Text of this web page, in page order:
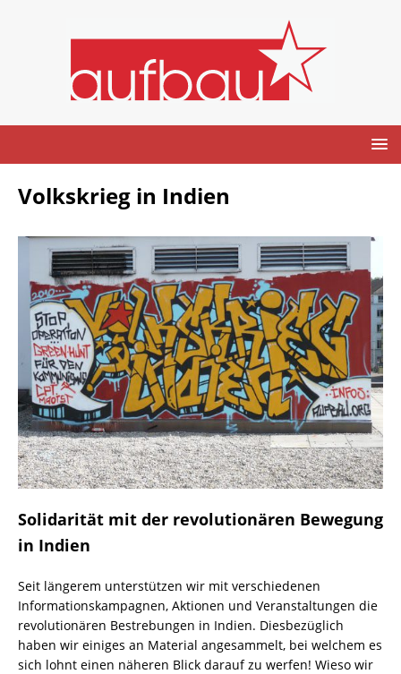
Volkskrieg in Indien
Solidarität mit der revolutionären Bewegung
in Indien
Seit längerem unterstützen wir mit verschiedenen
Informationskampagnen, Aktionen und Veranstaltungen die
revolutionären Bestrebungen in Indien. Diesbezüglich
haben wir einiges an Material angesammelt, bei welchem es
sich lohnt einen näheren Blick darauf zu werfen! Wieso wir